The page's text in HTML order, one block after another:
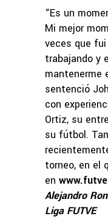
“Es un
Mi mejor
veces que
trabajando y
mantenerme
sentenció
con
Ortiz, su
su fútbol.
torneo, en el
en
Alejandro
Liga FUTVE